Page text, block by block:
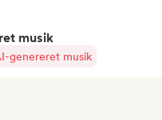
musik
genereret musik